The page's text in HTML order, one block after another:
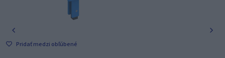
Pridať medzi obľúbené